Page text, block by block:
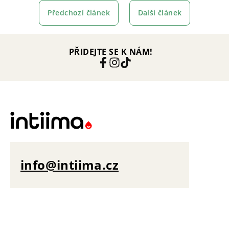
Předchozí článek Další článek
PŘIDEJTE SE K NÁM!
info@intiima.cz